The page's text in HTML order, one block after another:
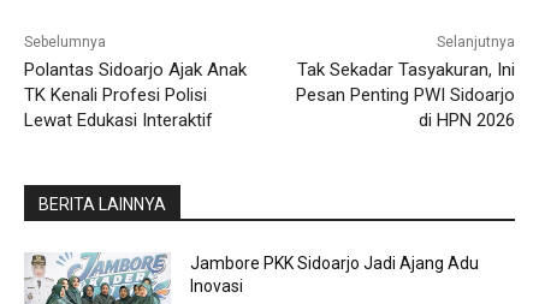
Sebelumnya
Polantas Sidoarjo Ajak Anak
TK Kenali Profesi Polisi
Lewat Edukasi Interaktif
Selanjutnya
Tak Sekadar Tasyakuran, Ini
Pesan Penting PWI Sidoarjo
di HPN 2026
BERITA LAINNYA
Jambore PKK Sidoarjo Jadi Ajang Adu
Inovasi